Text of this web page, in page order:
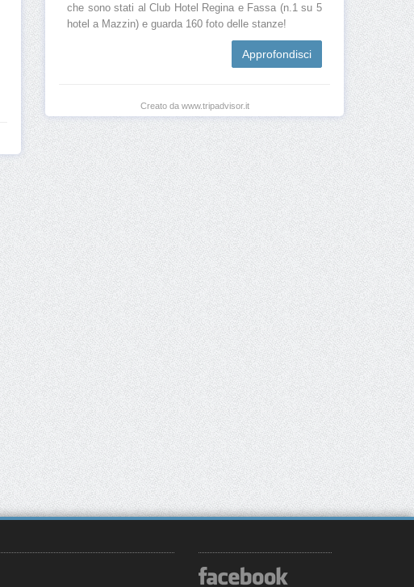
che sono stati al Club Hotel Regina e Fassa (n.1 su 5
hotel a Mazzin) e guarda 160 foto delle stanze!
Approfondisci
Creato da www.tripadvisor.it